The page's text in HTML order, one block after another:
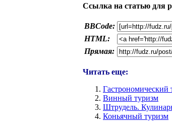
Ссылка на статью для
BBCode:
HTML:
Прямая:
Читать еще:
Гастрономический
Винный туризм
Штрудель.
Коньячный туризм